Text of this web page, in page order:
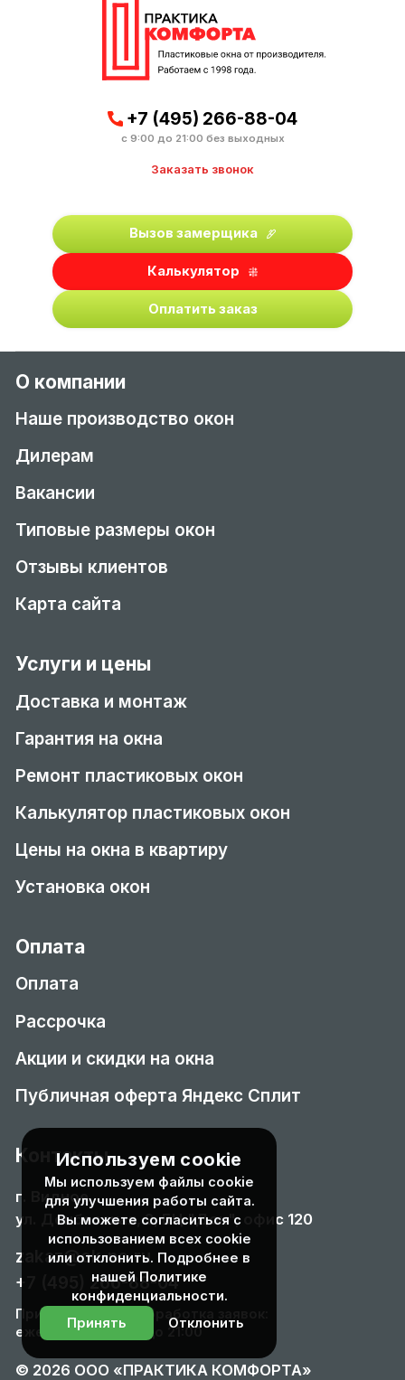
Используем cookie
Мы используем файлы cookie
для улучшения работы сайта.
Вы можете согласиться с
использованием всех cookie
или отклонить. Подробнее в
нашей Политике
конфиденциальности.
Принять
Отклонить
+7 (495) 266-88-04
с 9:00 до 21:00 без выходных
Заказать звонок
Вызов замерщика
Калькулятор
Оплатить заказ
О компании
Наше производство окон
Дилерам
Вакансии
Типовые размеры окон
Отзывы клиентов
Карта сайта
Услуги и цены
Доставка и монтаж
Гарантия на окна
Ремонт пластиковых окон
Калькулятор пластиковых окон
Цены на окна в квартиру
Установка окон
Оплата
Оплата
Рассрочка
Акции и скидки на окна
Публичная оферта Яндекс Сплит
Контакты
г. Видное
ул. Донбасская, 2, БЦ "Дон", офис 120
zakaz@ok-no.ru
+7 (495) 266-88-04
Прием звонков и обработка заявок:
ежедневно с 9:00 до 21:00
© 2026 ООО «ПРАКТИКА КОМФОРТА»